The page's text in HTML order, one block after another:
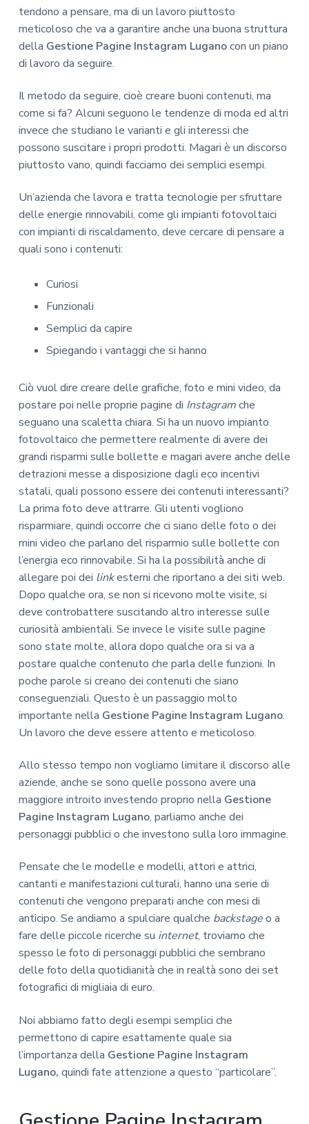
tendono a pensare, ma di un lavoro piuttosto
meticoloso che va a garantire anche una buona struttura
della Gestione Pagine Instagram Luganocon un piano
di lavoro da seguire.
Il metodo da seguire, cioè creare buoni contenuti, ma
come si fa? Alcuni seguono le tendenze di moda ed altri
invece che studiano le varianti e gli interessi che
possono suscitare i propri prodotti. Magari è un discorso
piuttosto vano, quindi facciamo dei semplici esempi.
Un’azienda che lavora e tratta tecnologie per sfruttare
delle energie rinnovabili, come gli impianti fotovoltaici
con impianti di riscaldamento, deve cercare di pensare a
quali sono i contenuti:
Curiosi
Funzionali
Semplici da capire
Spiegando i vantaggi che si hanno
Ciò vuol dire creare delle grafiche, foto e mini video, da
postare poi nelle proprie pagine di Instagramche
seguano una scaletta chiara. Si ha un nuovo impianto
fotovoltaico che permettere realmente di avere dei
grandi risparmi sulle bollette e magari avere anche delle
detrazioni messe a disposizione dagli eco incentivi
statali, quali possono essere dei contenuti interessanti?
La prima foto deve attrarre. Gli utenti vogliono
risparmiare, quindi occorre che ci siano delle foto o dei
mini video che parlano del risparmio sulle bollette con
l’energia eco rinnovabile. Si ha la possibilità anche di
allegare poi dei linkesterni che riportano a dei siti web.
Dopo qualche ora, se non si ricevono molte visite, si
deve controbattere suscitando altro interesse sulle
curiosità ambientali. Se invece le visite sulle pagine
sono state molte, allora dopo qualche ora si va a
postare qualche contenuto che parla delle funzioni. In
poche parole si creano dei contenuti che siano
conseguenziali. Questo è un passaggio molto
importante nella Gestione Pagine Instagram Lugano.
Un lavoro che deve essere attento e meticoloso.
Allo stesso tempo non vogliamo limitare il discorso alle
aziende, anche se sono quelle possono avere una
maggiore introito investendo proprio nella Gestione
Pagine Instagram Lugano, parliamo anche dei
personaggi pubblici o che investono sulla loro immagine.
Pensate che le modelle e modelli, attori e attrici,
cantanti e manifestazioni culturali, hanno una serie di
contenuti che vengono preparati anche con mesi di
anticipo. Se andiamo a spulciare qualche backstageo a
fare delle piccole ricerche su internet, troviamo che
spesso le foto di personaggi pubblici che sembrano
delle foto della quotidianità che in realtà sono dei set
fotografici di migliaia di euro.
Noi abbiamo fatto degli esempi semplici che
permettono di capire esattamente quale sia
l’importanza della Gestione Pagine Instagram
Lugano, quindi fate attenzione a questo “particolare”.